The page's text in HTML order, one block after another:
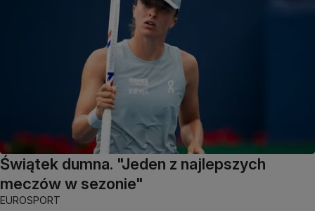
Świątek dumna. "Jeden z najlepszych
meczów w sezonie"
EUROSPORT